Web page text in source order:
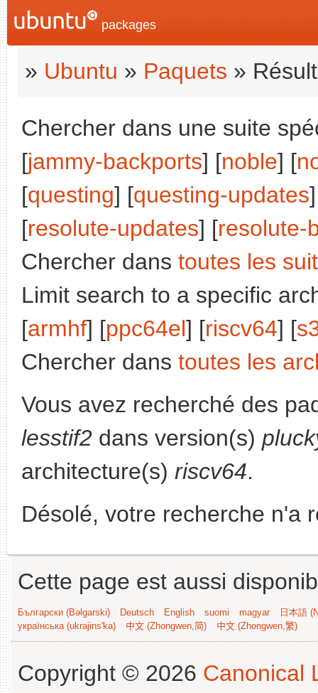
packages
» Ubuntu » Paquets »
Chercher dans une suite
[jammy-backports] [noble] [
[questing] [questing-updates
[resolute-updates] [resolute-
Chercher dans toutes les
Limit search to a specific
[armhf] [ppc64el] [riscv64] [
Chercher dans toutes les
Vous avez recherché des
lesstif2 dans version(s)
architecture(s) riscv64.
Désolé, votre recherche n'a
Cette page est aussi
Български (Bəlgarski) Deutsch English suomi magyar
日本語
українська (ukrajins'ka)
中文 (Zhongwen,简) 中文 (Zhongwen,繁)
Copyright © 2026 Canonical